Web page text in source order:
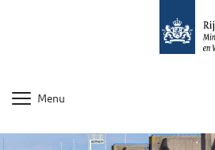
Menu